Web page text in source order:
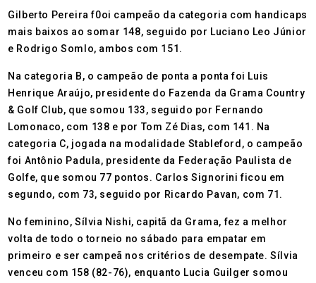
Gilberto Pereira f0oi campeão da categoria com handicaps
mais baixos ao somar 148, seguido por Luciano Leo Júnior
e Rodrigo Somlo, ambos com 151.
Na categoria B, o campeão de ponta a ponta foi Luis
Henrique Araújo, presidente do Fazenda da Grama Country
& Golf Club, que somou 133, seguido por Fernando
Lomonaco, com 138 e por Tom Zé Dias, com 141. Na
categoria C, jogada na modalidade Stableford, o campeão
foi Antônio Padula, presidente da Federação Paulista de
Golfe, que somou 77 pontos. Carlos Signorini ficou em
segundo, com 73, seguido por Ricardo Pavan, com 71.
No feminino, Sílvia Nishi, capitã da Grama, fez a melhor
volta de todo o torneio no sábado para empatar em
primeiro e ser campeã nos critérios de desempate. Sílvia
venceu com 158 (82-76), enquanto Lucia Guilger somou